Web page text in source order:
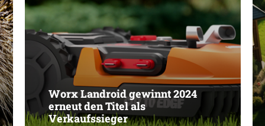
Worx Landroid gewinnt 2024
erneut den Titel als
Verkaufssieger